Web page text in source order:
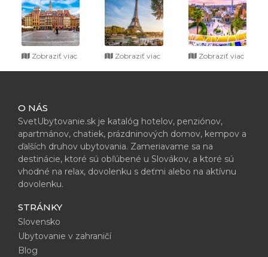
Zobraziť viac Zobraziť viac Zobraziť viac
O NÁS
SvetUbytovanie.sk je katalóg hotelov, penziónov,
apartmánov, chatiek, prázdninových domov, kempov a
ďalších druhov ubytovania. Zameriavame sa na
destinácie, ktoré sú obľúbené u Slovákov, a ktoré sú
vhodné na relax, dovolenku s deťmi alebo na aktívnu
dovolenku.
STRÁNKY
Slovensko
Ubytovanie v zahraničí
Blog